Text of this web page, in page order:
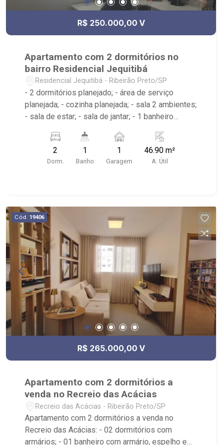
R$ 250.000,00 V
Apartamento com 2 dormitórios no
bairro Residencial Jequitibá
Residencial Jequitibá - Ribeirão Preto/SP
- 2 dormitórios planejado; - área de serviço
planejada; - cozinha planejada; - sala 2 ambientes;
- sala de estar; - sala de jantar; - 1 banheiro
Supermercado, Castelo do Cigano, Churrascaria
2
Dorm.
1
Banho
1
Garagem
46.90 m²
A. Útil
Cód. 19406
R$ 265.000,00 V
Apartamento com 2 dormitórios a
venda no Recreio das Acácias
Recreio das Acácias - Ribeirão Preto/SP
Apartamento com 2 dormitórios a venda no
Recreio das Acácias: - 02 dormitórios com
armários; - 01 banheiro com armário, espelho e